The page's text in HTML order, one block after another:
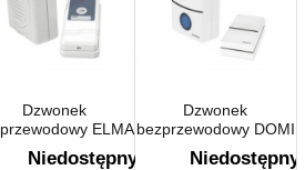
Dzwonek
ELMA
6898-80
Niedostępny
Dzwonek
bezprzewodowy DOMI
EB
Niedostępny